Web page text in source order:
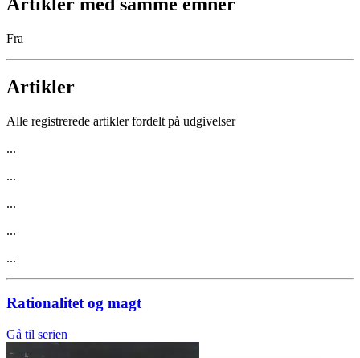
Fra
Artikler
Alle registrerede artikler fordelt på udgivelser
...
...
...
...
...
Rationalitet og magt
Gå til serien